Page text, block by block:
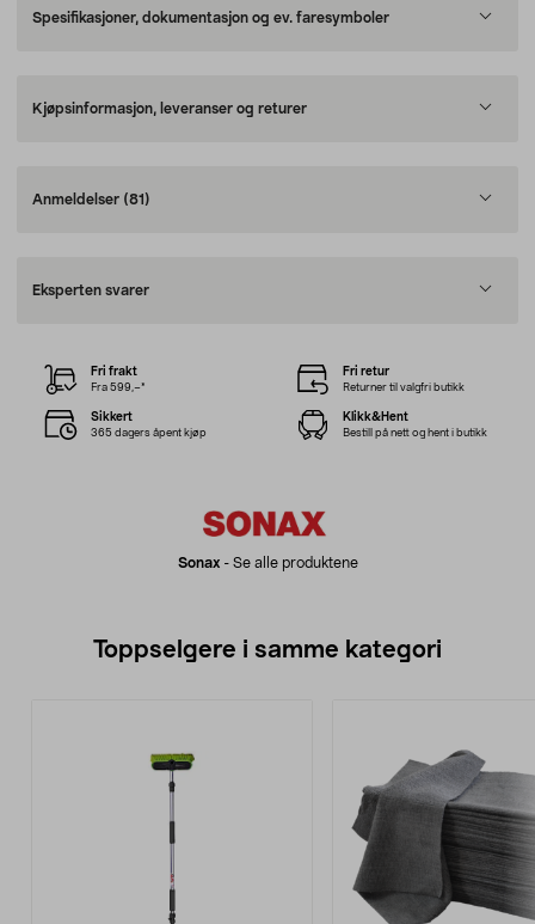
Spesifikasjoner, dokumentasjon og ev. faresymboler
Kjøpsinformasjon, leveranser og returer
Anmeldelser (81)
Eksperten svarer
Sonax- Se alle produktene
Fri frakt
Fra 599,–*
Fri retur
Returner til valgfri butikk
Sikkert
365 dagers åpent kjøp
Klikk&Hent
Bestill på nett og hent i butikk
Toppselgere i samme kategori